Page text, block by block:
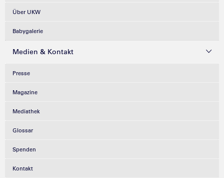
Über UKW
Babygalerie
Medien & Kontakt
Presse
Magazine
Mediathek
Glossar
Spenden
Kontakt